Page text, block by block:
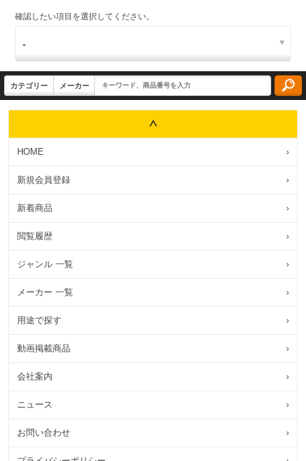
確認したい項目を選択してください。
HOME ›
新規会員登録 ›
新着商品 ›
閲覧履歴 ›
ジャンル 一覧 ›
メーカー 一覧 ›
用途で探す ›
動画掲載商品 ›
会社案内 ›
ニュース ›
お問い合わせ ›